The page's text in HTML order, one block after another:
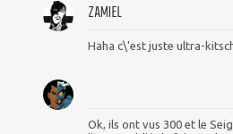
ZAMIEL
Haha c\'est juste ultra-
Ok, ils ont vus 300 et le